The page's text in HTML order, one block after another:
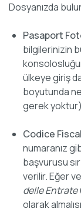
Dosyanızda
Pasaport
bilgilerinizin
ülkeye giriş
boyutunda
gerek
Codice
numaranız
başvurusu
verilir. Eğer
delle Entrate
olarak